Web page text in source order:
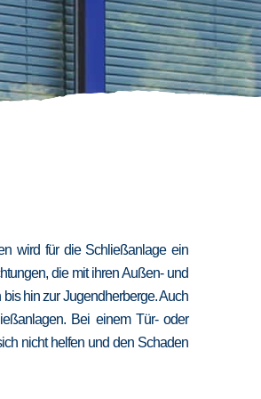
wird für die Schließanlage ein
die mit ihren Außen- und
hin zur Jugendherberge. Auch
Bei einem Tür- oder
nicht helfen und den Schaden